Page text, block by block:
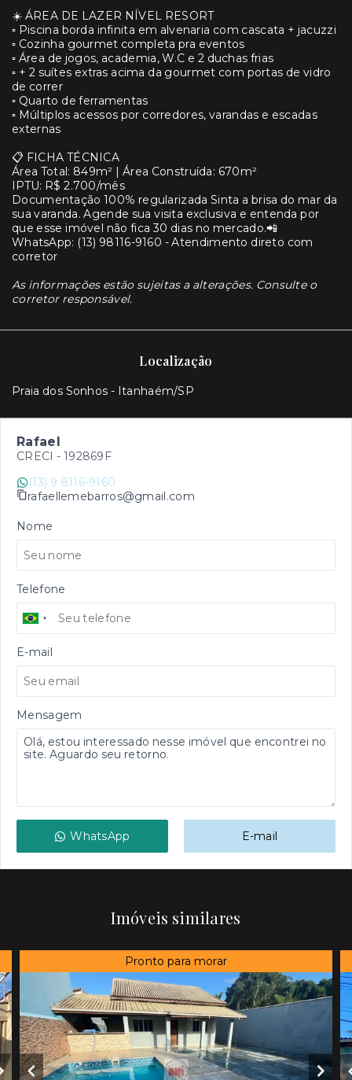
☀️ ÁREA DE LAZER NÍVEL RESORT
▫️ Piscina borda infinita em alvenaria com cascata + jacuzzi
▫️ Cozinha gourmet completa pra eventos
▫️ Área de jogos, academia, W.C e 2 duchas frias
▫️ + 2 suítes extras acima da gourmet com portas de vidro
de correr
▫️ Quarto de ferramentas
▫️ Múltiplos acessos por corredores, varandas e escadas
externas
📋 FICHA TÉCNICA
Área Total: 849m² | Área Construída: 670m²
IPTU: R$ 2.700/mês
Documentação 100% regularizada Sinta a brisa do mar da
sua varanda. Agende sua visita exclusiva e entenda por
que esse imóvel não fica 30 dias no mercado.📲
WhatsApp: (13) 98116-9160 - Atendimento direto com
corretor
As informações estão sujeitas a alterações. Consulte o
corretor responsável.
Localização
Praia dos Sonhos - Itanhaém/SP
Rafael
CRECI - 192869F
(13) 9 8116-9160
rafaellemebarros@gmail.com
Nome
Telefone
E-mail
Mensagem
WhatsApp E-mail
Imóveis similares
Pronto para morar